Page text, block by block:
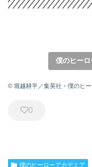
僕のヒー
© 堀越耕平／集英社・僕のヒ
0
僕のヒーローアカデミア